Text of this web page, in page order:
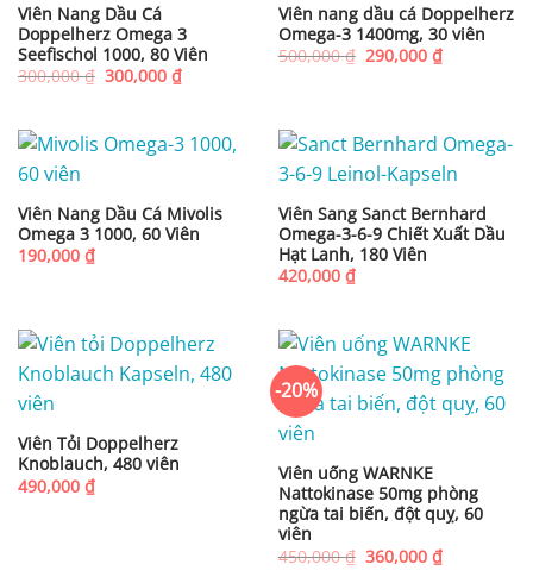
Viên Nang Dầu Cá
Doppelherz Omega 3
Seefischol 1000, 80 Viên
300,000₫ Giá
300,000 ₫Giá
hiện
300,000 ₫.
Viên nang dầu cá Doppelherz
Omega-3 1400mg, 30 viên
500,000₫ Giá
290,000 ₫Giá
hiện
Viên Nang Dầu Cá Mivolis
Omega 3 1000, 60 Viên
190,000 ₫
Viên Sang Sanct Bernhard
Omega-3-6-9 Chiết Xuất Dầu
Hạt Lanh, 180 Viên
420,000 ₫
Viên Tỏi Doppelherz
Knoblauch, 480 viên
490,000 ₫
-20%
Viên uống WARNKE
Nattokinase 50mg phòng
ngừa tai biến, đột quỵ, 60
viên
450,000₫ Giá
gốc
360,000 ₫Giá
hiện